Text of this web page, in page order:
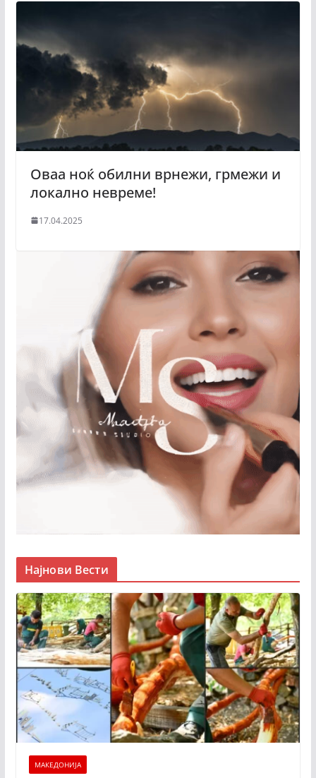
Оваа ноќ обилни врнежи, грмежи и
локално невреме!
17.04.2025
Најнови Вести
МАКЕДОНИЈА